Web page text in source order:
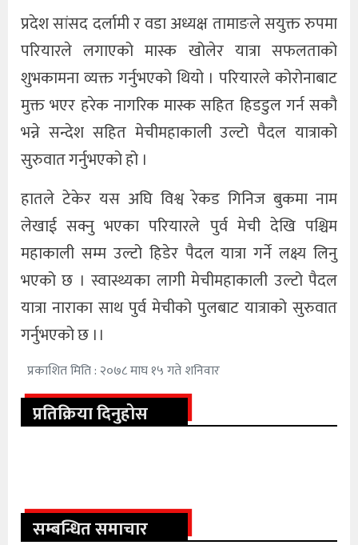
प्रदेश सांसद दर्लामी र वडा अध्यक्ष तामाङले सयुक्त रुपमा
परियारले लगाएको मास्क खोलेर यात्रा सफलताको
शुभकामना व्यक्त गर्नुभएको थियो । परियारले कोरोनाबाट
मुक्त भएर हरेक नागरिक मास्क सहित हिडडुल गर्न सकौ
भन्ने सन्देश सहित मेचीमहाकाली उल्टो पैदल यात्राको
सुरुवात गर्नुभएको हो ।
हातले टेकेर यस अघि विश्व रेकड गिनिज बुकमा नाम
लेखाई सक्नु भएका परियारले पुर्व मेची देखि पश्चिम
महाकाली सम्म उल्टो हिडेर पैदल यात्रा गर्ने लक्ष्य लिनु
भएको छ । स्वास्थ्यका लागी मेचीमहाकाली उल्टो पैदल
यात्रा नाराका साथ पुर्व मेचीको पुलबाट यात्राको सुरुवात
गर्नुभएको छ ।।
प्रकाशित मिति : २०७८ माघ १५ गते शनिवार
प्रतिक्रिया दिनुहोस
सम्बन्धित समाचार